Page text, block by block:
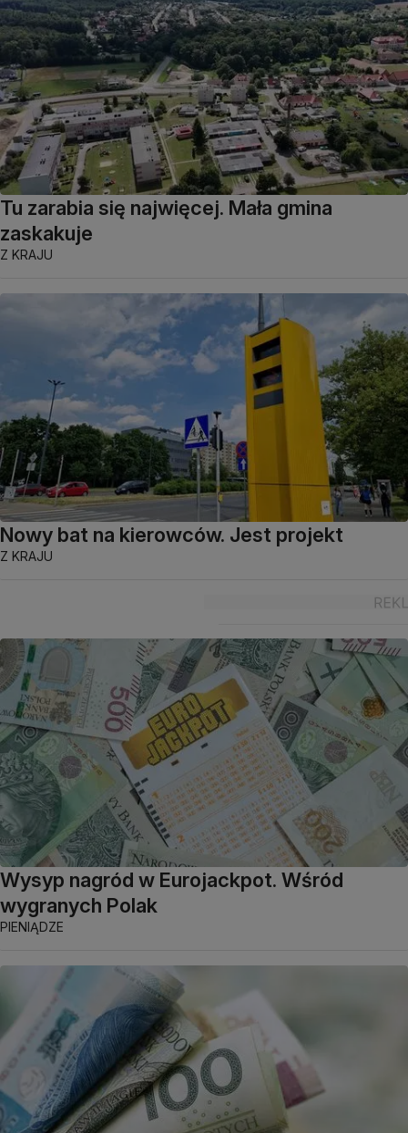
Tu zarabia się najwięcej. Mała gmina
zaskakuje
Z KRAJU
Nowy bat na kierowców. Jest projekt
Z KRAJU
Wysyp nagród w Eurojackpot. Wśród
wygranych Polak
PIENIĄDZE